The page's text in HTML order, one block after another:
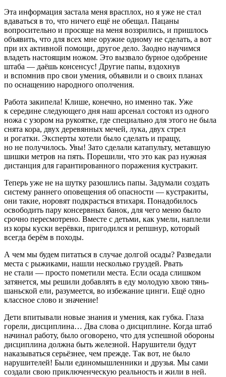
Эта информация застала меня врасплох, но я уже не стал
вдаваться в то, что ничего ещё не обещал. Пацаны
вопросительно и просяще на меня воззрились, и пришлось
объявить, что для всех мне оружие одному не сделать, а вот
при их активной помощи, другое дело. Заодно научимся
владеть настоящим ножом. Это вызвало бурное одобрение
штаба — даёшь консенсус! Другие папы, вздохнув
и вспомнив про свои умения, объявили и о своих планах
по оснащению народного ополчения.
Работа закипела! Клише, конечно, но именно так. Уже
к середине следующего дня наш арсенал состоял из одного
ножа с узором на рукоятке, где специально для этого не была
снята кора, двух деревянных мечей, лука, двух стрел
и рогатки. Эксперты хотели было сделать и пращу,
но не получилось. Увы! Зато сделали катапульту, метавшую
шишки метров на пять. Порешили, что это как раз нужная
дистанция для гарантированного поражения кустракит.
Теперь уже не на шутку разошлись папы. Задумали создать
систему раннего оповещения об опасности — кустракиты,
они такие, норовят подкрасться втихаря. Понадобилось
освободить пару консервных банок, для чего меню было
срочно пересмотрено. Вместе с детьми, как умели, наплели
из коры куски верёвки, пригодился и репшнур, который
всегда берём в походы.
А чем мы будем питаться в случае долгой осады? Разведали
места с рыжиками, нашли несколько груздей. Рвать
не стали — просто пометили места. Если осада слишком
затянется, мы решили добавлять в еду молодую хвою тянь-
шаньской ели, разумеется, во избежание цинги. Ещё одно
классное слово и значение!
Дети впитывали новые знания и умения, как губка. Глаза
горели, дисциплина… Два слова о дисциплине. Когда штаб
начинал работу, было оговорено, что для успешной обороны
дисциплина должна быть железной. Нарушители будут
наказываться серьёзнее, чем прежде. Так вот, не было
нарушителей! Были единомышленники и друзья. Мы сами
создали свою приключенческую реальность и жили в ней.